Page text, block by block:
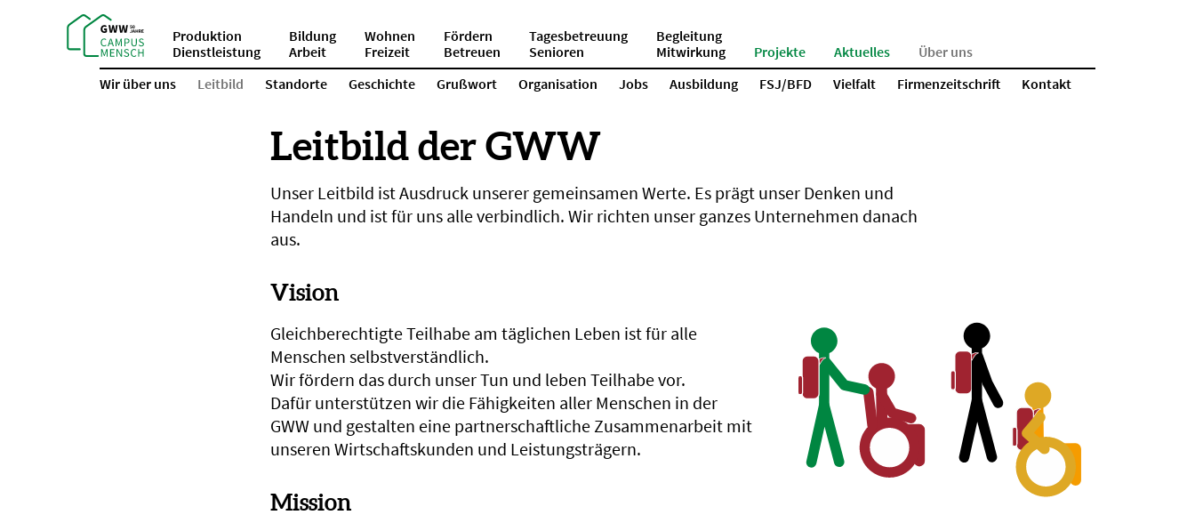
Produktion
Dienstleistung
Bildung
Arbeit
Wohnen
Freizeit
Fördern
Betreuen
Tagesbetreuung
Senioren
Begleitung
Mitwirkung
Projekte Aktuelles
Über uns
Wir über uns
Leitbild Standorte Geschichte Grußwort Organisation Jobs Ausbildung FSJ/BFD Vielfalt Firmenzeitschrift Kontakt
Leitbild der GWW
Unser Leitbild ist Ausdruck unserer gemeinsamen Werte. Es prägt unser Denken und
Handeln und ist für uns alle verbindlich. Wir richten unser ganzes Unternehmen danach
aus.
Vision
Gleichberechtigte Teilhabe am täglichen Leben ist für alle
Menschen selbstverständlich.
Wir fördern das durch unser Tun und leben Teilhabe vor.
Dafür unterstützen wir die Fähigkeiten aller Menschen in der
GWW und gestalten eine partnerschaftliche Zusammenarbeit mit
unseren Wirtschaftskunden und Leistungsträgern.
Mission